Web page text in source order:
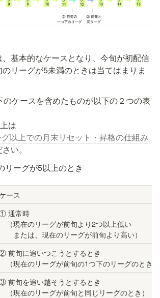
基本的なケースとなり、今旬が初配信
リーグが5未満のときは当てはまりま
のケースを含めたものが以下の２つの表
は
以上での月末リセット・昇格の仕組み
い。
リーグが5以上のとき
ース
通常時
（現在のリーグが前旬より2つ以上低い
または、現在のリーグが前旬より高い）
前旬に追いつこうとするとき
（現在のリーグが前旬の1つ下のリーグのとき）
前旬を追い越そうとするとき
（現在のリーグが前旬と同じリーグのとき）